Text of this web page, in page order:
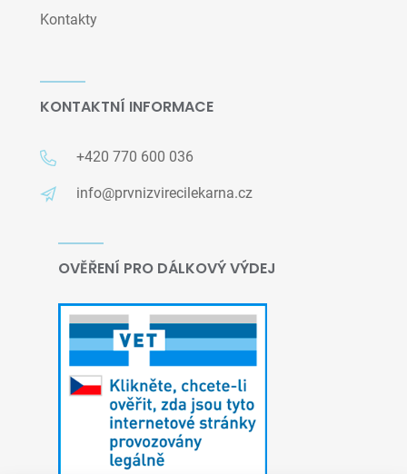
Kontakty
KONTAKTNÍ INFORMACE
+420 770 600 036
info@prvnizvirecilekarna.cz
OVĚŘENÍ PRO DÁLKOVÝ VÝDEJ